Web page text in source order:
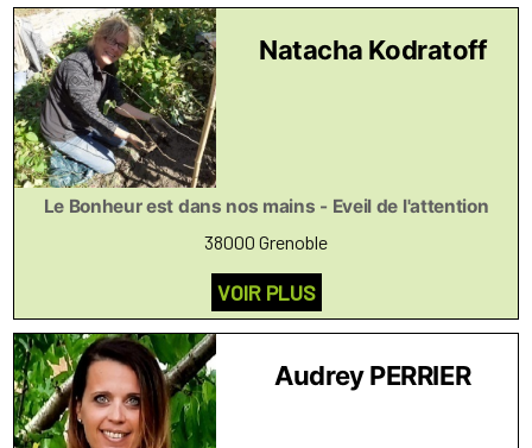
Natacha Kodratoff
Le Bonheur est dans nos mains - Eveil de l'attention
38000 Grenoble
VOIR PLUS
Audrey PERRIER